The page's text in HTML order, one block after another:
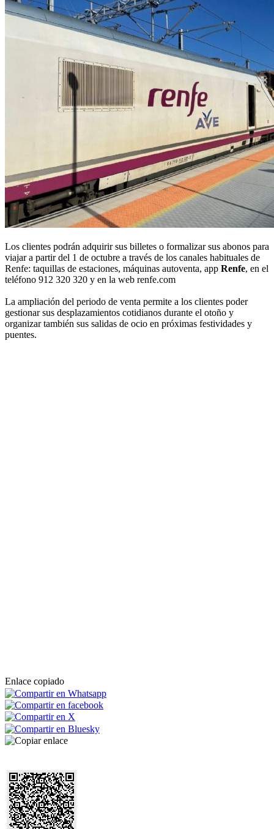
Los clientes podrán adquirir sus billetes o formalizar sus abonos para
viajar a partir del 1 de octubre a través de los canales habituales de
Renfe: taquillas de estaciones, máquinas autoventa, app Renfe, en el
teléfono 912 320 320 y en la web renfe.com
La ampliación del periodo de venta permite a los clientes poder
gestionar sus desplazamientos cotidianos durante el otoño y
organizar también sus salidas de ocio en próximas festividades y
puentes.
Enlace copiado